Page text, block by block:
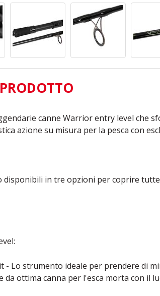
canne Warrior entry level che
azione su misura per la pesca con
disponibili in tre opzioni per coprire
- Lo strumento ideale per prendere di
da ottima canna per l'esca morta con il